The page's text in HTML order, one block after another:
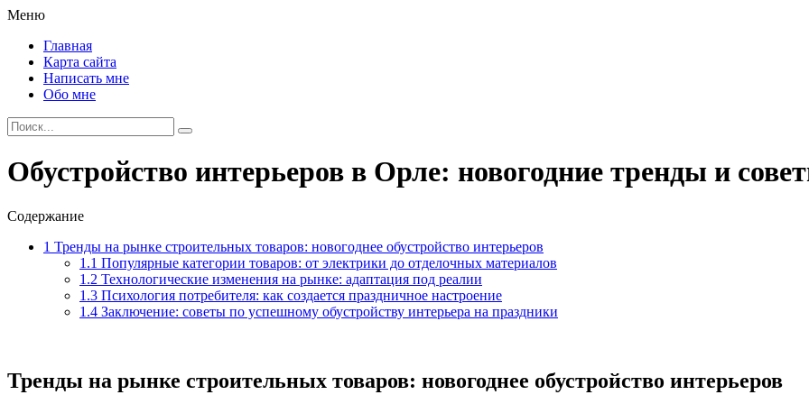
Меню
Главная
Карта сайта
Написать мне
Обо мне
Обустройство интерьеров в Орле: новогодние тренды и
Содержание
1 Тренды на рынке строительных товаров: новогоднее обустройство интерьеров
1.1 Популярные категории товаров: от электрики до отделочных материалов
1.2 Технологические изменения на рынке: адаптация под реалии
1.3 Психология потребителя: как создается праздничное настроение
1.4 Заключение: советы по успешному обустройству интерьера на праздники
Тренды на рынке строительных товаров: новогоднее обустройство интерьеров